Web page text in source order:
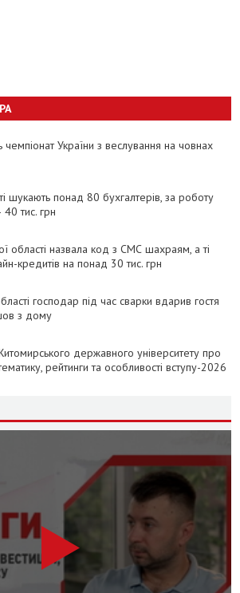
України з веслування на човнах
шукають понад 80 бухгалтерів, за роботу
тис. грн
області назвала код з СМС шахраям, а ті
кредитів на понад 30 тис. грн
господар під час сварки вдарив гостя
з дому
державного університету про
рейтинги та особливості вступу-2026